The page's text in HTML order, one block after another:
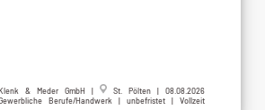
& Meder GmbH |
St. Pölten | 08.08.2026
Berufe/Handwerk | unbefristet | Vollzeit